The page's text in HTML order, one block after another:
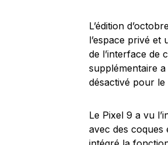
L’édition
l’espace privé
de l’interface de
supplémentaire
désactivé pour le
Le Pixel 9 a vu
avec des coques